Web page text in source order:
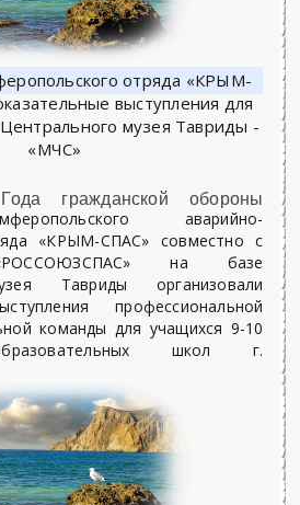
гражданской обороны
аварийно-
«КРЫМ-СПАС» совместно с
на базе
Тавриды организовали
профессиональной
команды для учащихся 9-10
школ г.